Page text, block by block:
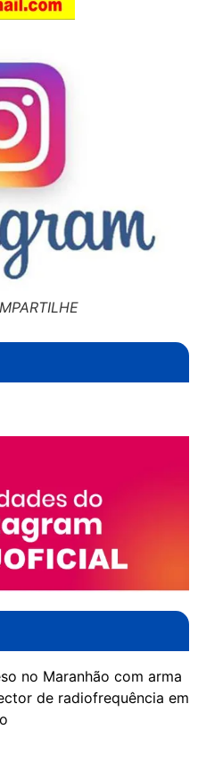
no Maranhão com arma
de radiofrequência em